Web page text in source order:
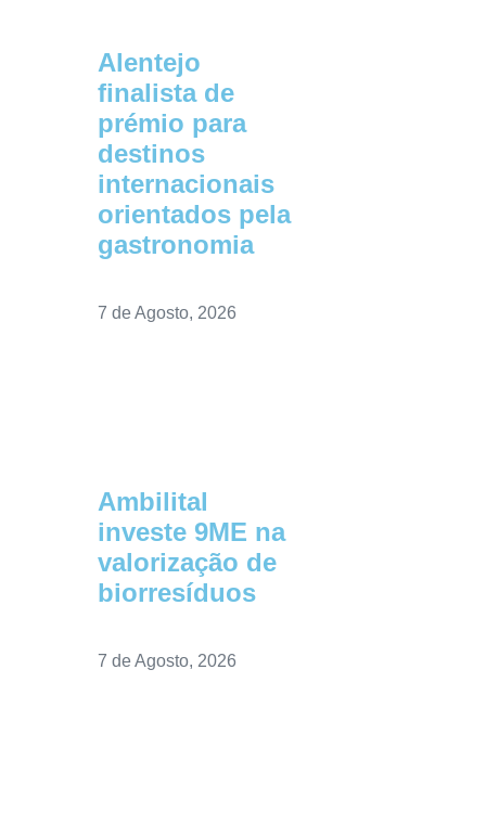
Alentejo
finalista de
prémio para
destinos
internacionais
orientados pela
gastronomia
7 de Agosto, 2026
Ambilital
investe 9ME na
valorização de
biorresíduos
7 de Agosto, 2026